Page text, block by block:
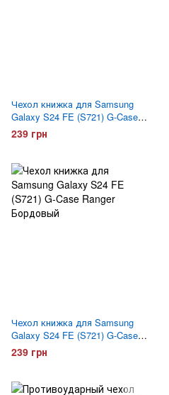
Чехол книжка для Samsung
Galaxy S24 FE (S721) G-Case
Ranger Синий
239 грн
Чехол книжка для Samsung
Galaxy S24 FE (S721) G-Case
Ranger Бордовый
239 грн